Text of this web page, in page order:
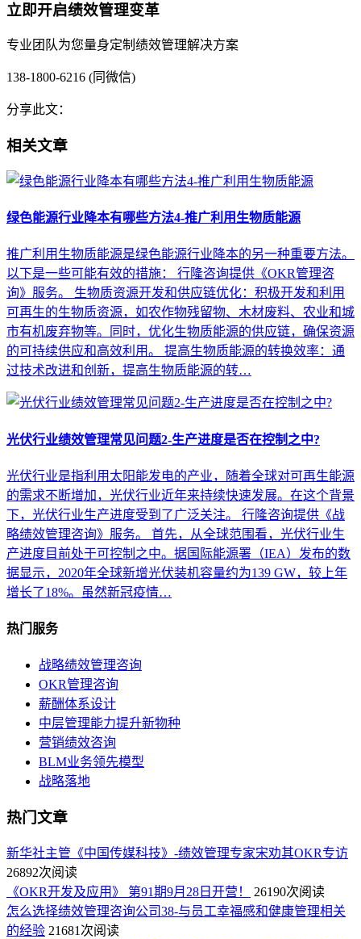
立即开启绩效管理变革
专业团队为您量身定制绩效管理解决方案
138-1800-6216 (同微信)
分享此文：
相关文章
绿色能源行业降本有哪些方法4-推广利用生物质能源
推广利用生物质能源是绿色能源行业降本的另一种重要方法。
以下是一些可能有效的措施： 行隆咨询提供《OKR管理咨
询》服务。 生物质资源开发和供应链优化：积极开发和利用
可再生的生物质资源，如农作物残留物、木材废料、农业和城
市有机废弃物等。同时，优化生物质能源的供应链，确保资源
的可持续供应和高效利用。 提高生物质能源的转换效率：通
过技术改进和创新，提高生物质能源的转…
光伏行业绩效管理常见问题2-生产进度是否在控制之中?
光伏行业是指利用太阳能发电的产业，随着全球对可再生能源
的需求不断增加，光伏行业近年来持续快速发展。在这个背景
下，光伏行业生产进度受到了广泛关注。 行隆咨询提供《战
略绩效管理咨询》服务。 首先，从全球范围看，光伏行业生
产进度目前处于可控制之中。据国际能源署（IEA）发布的数
据显示，2020年全球新增光伏装机容量约为139 GW，较上年
增长了18%。虽然新冠疫情…
热门服务
战略绩效管理咨询
OKR管理咨询
薪酬体系设计
中层管理能力提升新物种
营销绩效咨询
BLM业务领先模型
战略落地
热门文章
新华社主管《中国传媒科技》-绩效管理专家宋劝其OKR专访
26892次阅读
《OKR开发及应用》 第91期9月28日开营！
26190次阅读
怎么选择绩效管理咨询公司38-与员工幸福感和健康管理相关
的经验 21681次阅读